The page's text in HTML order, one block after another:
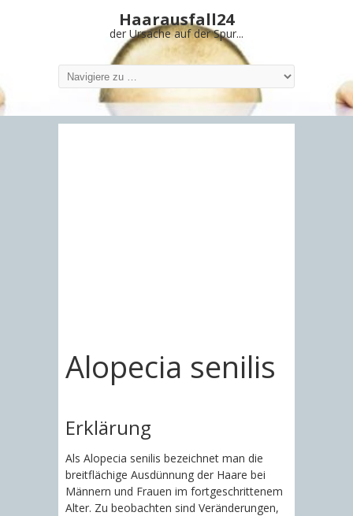
Haarausfall24
der Ursache auf der Spur...
Alopecia senilis
Erklärung
Als Alopecia senilis bezeichnet man die
breitflächige Ausdünnung der Haare bei
Männern und Frauen im fortgeschrittenem
Alter. Zu beobachten sind Veränderungen,